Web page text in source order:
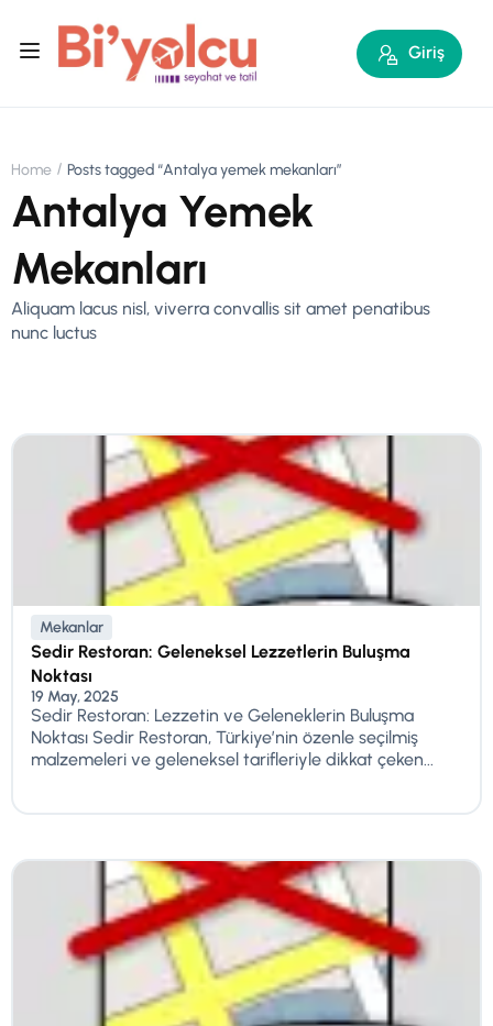
Giriş
Home Posts tagged “Antalya yemek mekanları”
Antalya Yemek
Mekanları
Aliquam lacus nisl, viverra convallis sit amet penatibus
nunc luctus
Mekanlar
Sedir Restoran: Geleneksel Lezzetlerin Buluşma
Noktası
19 May, 2025
Sedir Restoran: Lezzetin ve Geleneklerin Buluşma
Noktası Sedir Restoran, Türkiye’nin özenle seçilmiş
malzemeleri ve geleneksel tarifleriyle dikkat çeken...